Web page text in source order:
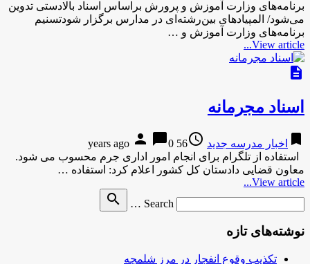
برنامه‌های وزارت آموزش و پرورش براساس اسناد بالادستی تدوین
می‌شود/ المپیادهای بین‌رشته‌ای در مدارس برگزار شودتسنیم
برنامه‌های وزارت آموزش و …
View article...
description
اسناد مجرمانه
bookmark اخبار مدرسه جدید access_time
56 years ago
person chat_bubble0
استفاده از تلگرام برای انجام امور اداری جرم محسوب می شود.
معاون قضایی دادستان کل کشور اعلام کرد: استفاده …
View article...
Search …
search
نوشته‌های تازه
تکذیب وقوع انفجار در مرز شلمچه